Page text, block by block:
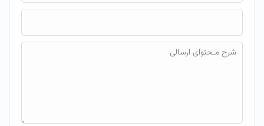
فایل محتوای ارسالی